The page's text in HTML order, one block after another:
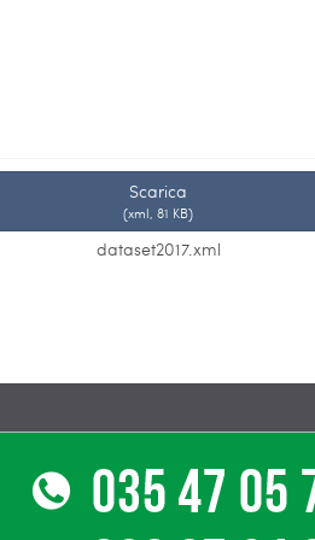
Scarica
(xml, 81 KB)
dataset2017.xml